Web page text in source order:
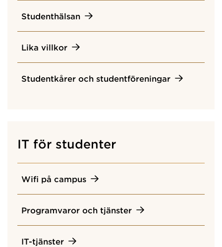
Studenthälsan
Lika villkor
Studentkårer och studentföreningar
IT för studenter
Wifi på campus
Programvaror och tjänster
IT-tjänster